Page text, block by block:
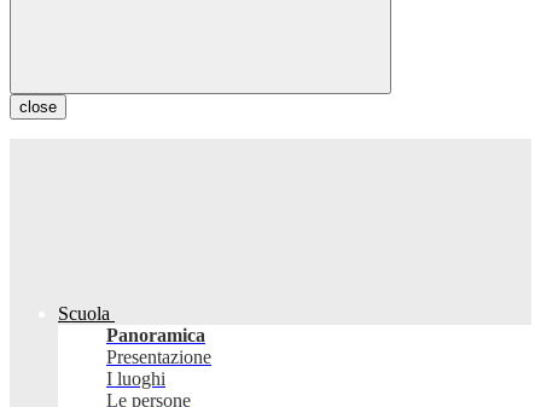
close
Scuola
Panoramica
Presentazione
I luoghi
Le persone